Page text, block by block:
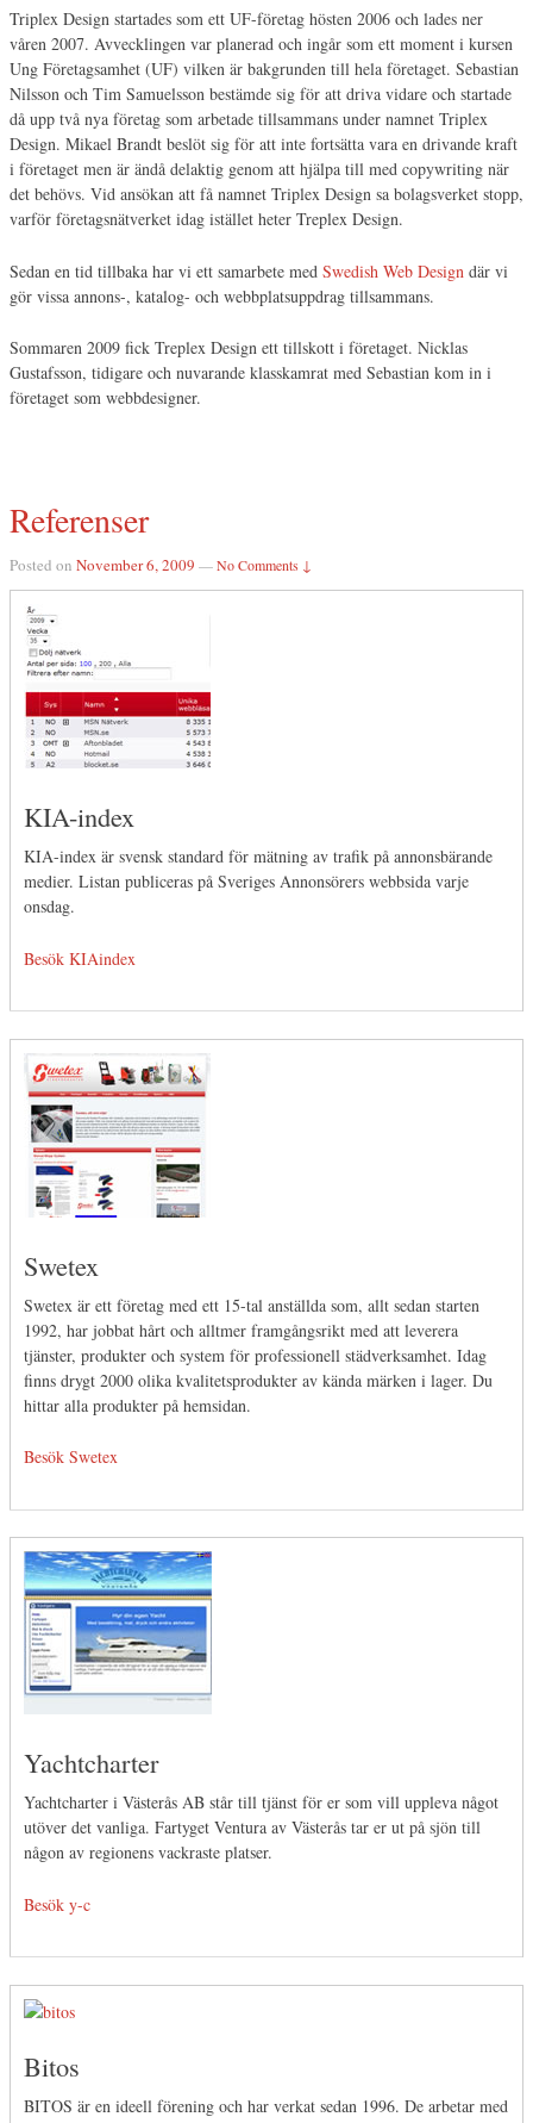
Triplex Design startades som ett UF-företag hösten 2006 och lades ner
våren 2007. Avvecklingen var planerad och ingår som ett moment i kursen
Ung Företagsamhet (UF) vilken är bakgrunden till hela företaget. Sebastian
Nilsson och Tim Samuelsson bestämde sig för att driva vidare och startade
då upp två nya företag som arbetade tillsammans under namnet Triplex
Design. Mikael Brandt beslöt sig för att inte fortsätta vara en drivande kraft
i företaget men är ändå delaktig genom att hjälpa till med copywriting när
det behövs. Vid ansökan att få namnet Triplex Design sa bolagsverket stopp,
varför företagsnätverket idag istället heter Treplex Design.
Sedan en tid tillbaka har vi ett samarbete med Swedish Web Design där vi
gör vissa annons-, katalog- och webbplatsuppdrag tillsammans.
Sommaren 2009 fick Treplex Design ett tillskott i företaget. Nicklas
Gustafsson, tidigare och nuvarande klasskamrat med Sebastian kom in i
företaget som webbdesigner.
Referenser
Posted on November 6, 2009 —No Comments ↓
KIA-index
KIA-index är svensk standard för mätning av trafik på annonsbärande
medier. Listan publiceras på Sveriges Annonsörers webbsida varje
onsdag.
Besök KIAindex
Swetex
Swetex är ett företag med ett 15-tal anställda som, allt sedan starten
1992, har jobbat hårt och alltmer framgångsrikt med att leverera
tjänster, produkter och system för professionell städverksamhet. Idag
finns drygt 2000 olika kvalitetsprodukter av kända märken i lager. Du
hittar alla produkter på hemsidan.
Besök Swetex
Yachtcharter
Yachtcharter i Västerås AB står till tjänst för er som vill uppleva något
utöver det vanliga. Fartyget Ventura av Västerås tar er ut på sjön till
någon av regionens vackraste platser.
Besök y-c
Bitos
BITOS är en ideell förening och har verkat sedan 1996. De arbetar med